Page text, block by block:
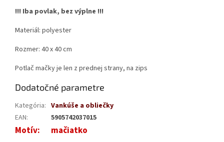
!!! Iba povlak, bez výplne !!!
Materiál: polyester
Rozmer: 40 x 40 cm
Potlač mačky je len z prednej strany, na zips
Dodatočné parametre
Kategória: Vankúše a obliečky
EAN: 5905742037015
Motív: mačiatko